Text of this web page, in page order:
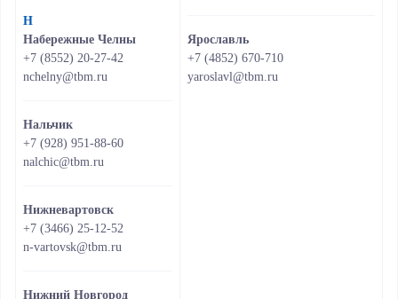
Н
Набережные Челны
+7 (8552) 20-27-42
nchelny@tbm.ru
Нальчик
+7 (928) 951-88-60
nalchic@tbm.ru
Нижневартовск
+7 (3466) 25-12-52
n-vartovsk@tbm.ru
Нижний Новгород
Ярославль
+7 (4852) 670-710
yaroslavl@tbm.ru